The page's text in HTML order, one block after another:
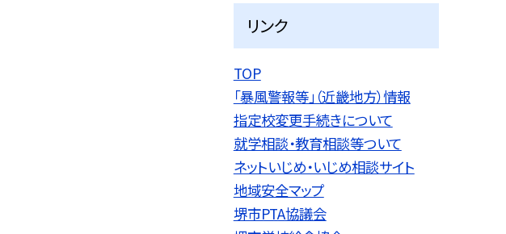
リンク
TOP
「暴風警報等」（近畿地方）情報
指定校変更手続きについて
就学相談・教育相談等ついて
ネットいじめ・いじめ相談サイト
地域安全マップ
堺市PTA協議会